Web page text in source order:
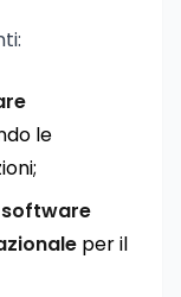
le
per il